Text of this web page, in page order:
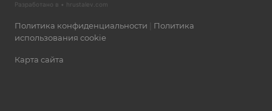
Разработано в • hrustalev.com
Политика конфиденциальности
Политика
использования cookie
Карта сайта